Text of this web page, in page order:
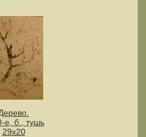
е, б., тушь
29х20